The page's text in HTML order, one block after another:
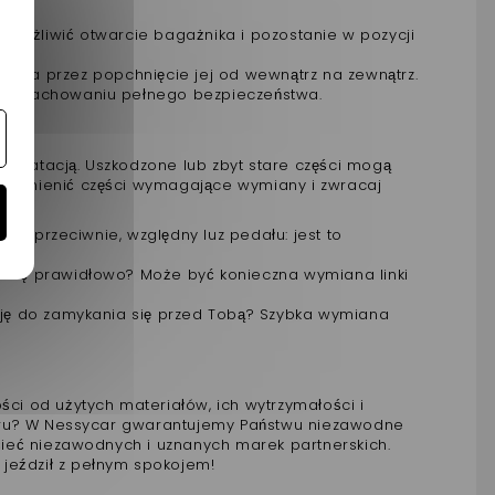
otwarcie bagażnika i pozostanie w pozycji
przez popchnięcie jej od wewnątrz na zewnątrz.
zachowaniu pełnego bezpieczeństwa.
Uszkodzone lub zbyt stare części mogą
części wymagające wymiany i zwracaj
przeciwnie, względny luz pedału: jest to
prawidłowo? Może być konieczna wymiana linki
zamykania się przed Tobą? Szybka wymiana
od użytych materiałów, ich wytrzymałości i
W Nessycar gwarantujemy Państwu niezawodne
niezawodnych i uznanych marek partnerskich.
z pełnym spokojem!